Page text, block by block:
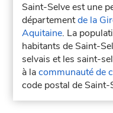
Saint-Selve est une
départementde la
Aquitaine. La
habitants de Saint-
selvais et les saint-
à lacommunauté de
code postal de